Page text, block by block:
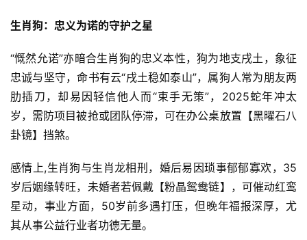
生肖狗：忠义为诺的守护之星
“慨然允诺”亦暗合生肖狗的忠义本性，狗为地支戌土，象征
忠诚与坚守，命书有云“戌土稳如泰山”，属狗人常为朋友两
肋插刀，却易因轻信他人而“束手无策”，2025蛇年冲太
岁，需防项目被抢或团队停滞，可在办公桌放置【黑曜石八
卦镜】挡煞。
感情上,生肖狗与生肖龙相刑，婚后易因琐事郁郁寡欢，35
岁后姻缘转旺，未婚者若佩戴【粉晶鸳鸯链】，可催动红鸾
星动，事业方面，50岁前多遇打压，但晚年福报深厚，尤
其从事公益行业者功德无量。